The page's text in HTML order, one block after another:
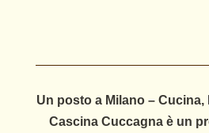
Un posto a Milano – Cucina,
Cascina Cuccagna è un